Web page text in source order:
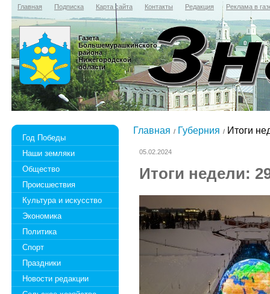
Главная Подписка Карта сайта Контакты Редакция Реклама в
Газета
Большемурашкинского
района
Нижегородской
области
Год Победы
Наши земляки
Общество
Происшествия
Культура и искусство
Экономика
Политика
Спорт
Праздники
Новости редакции
Главная Губерния Итоги
05.02.2024
Итоги недели: